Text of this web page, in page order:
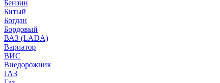
Бензин
Битый
Богдан
Бордовый
ВАЗ (LADA)
Вариатор
ВИС
Внедорожник
ГАЗ